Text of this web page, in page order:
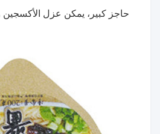
حاجز كبير، يمكن عزل الأكسجين